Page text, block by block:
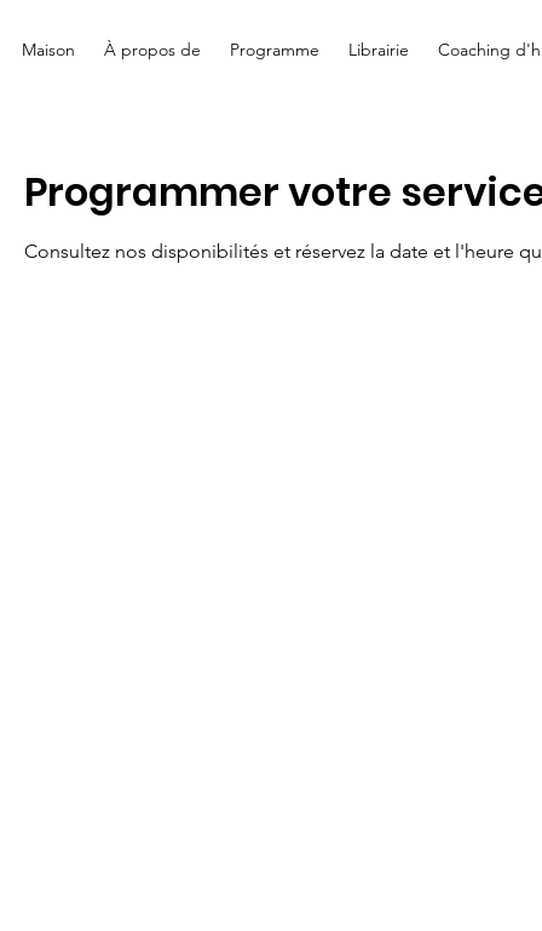
Maison À propos de Programme Librairie Coaching
Programmer votre
Consultez nos disponibilités et réservez la date et l'heure